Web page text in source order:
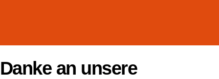
Danke an unsere